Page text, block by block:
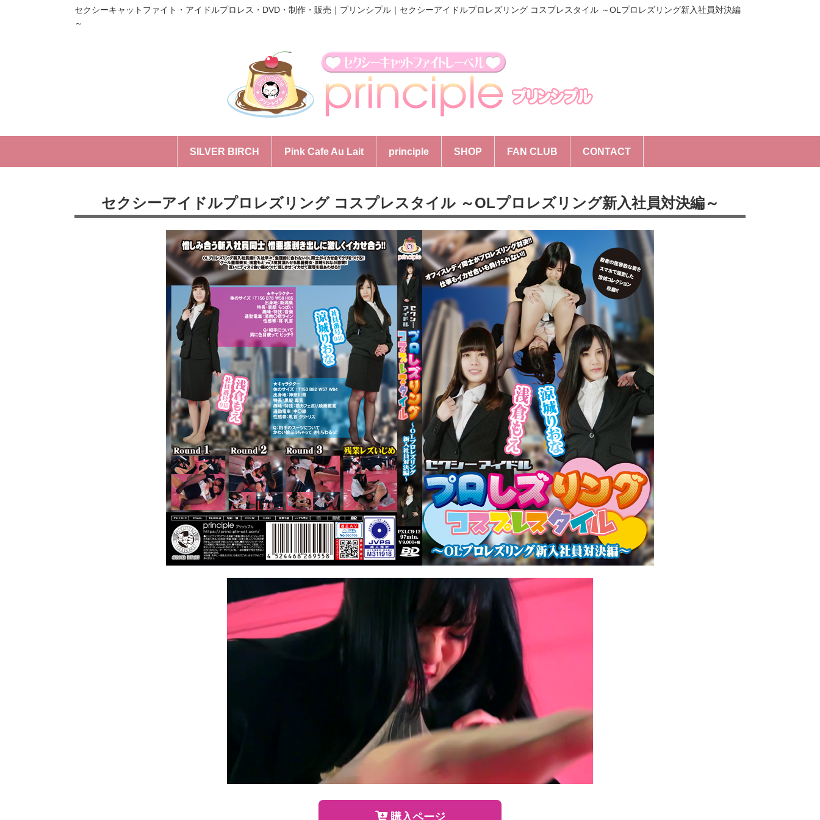
セクシーキャットファイト・アイドルプロレス・DVD・制作・販売｜プリンシプル｜ セクシーアイドルプロレズリング コスプレスタイル ～OLプロレズリング新入社員対決編
～
SILVER BIRCH Pink Cafe Au Lait principle SHOP FAN CLUB CONTACT
セクシーアイドルプロレズリング コスプレスタイル ～OLプロレズリング新入社員対決編～
購入ページ